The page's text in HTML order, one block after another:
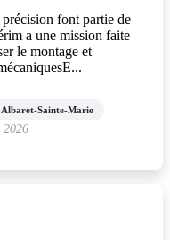
font partie de
a une mission faite
le montage et
Albaret-Sainte-Marie